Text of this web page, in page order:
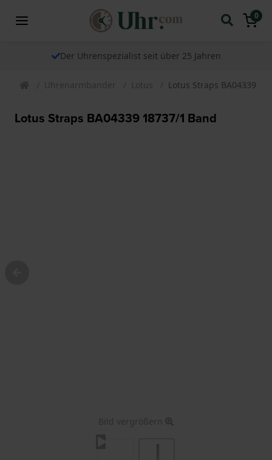
0
Der Uhrenspezialist seit über 25 Jahren
Uhrenarmbander Lotus Lotus Straps BA04339
Lotus Straps BA04339 18737/1 Band
Bild vergrößern